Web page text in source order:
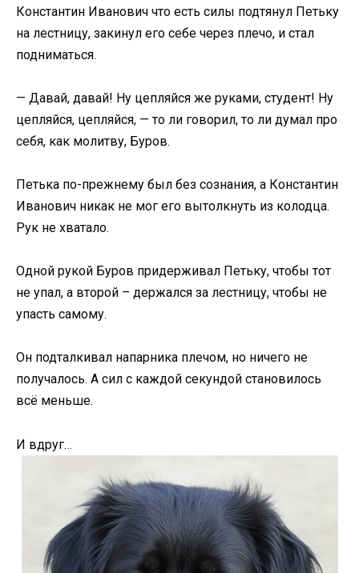
Константин Иванович что есть силы подтянул Петьку
на лестницу, закинул его себе через плечо, и стал
подниматься.
— Давай, давай! Ну цепляйся же руками, студент! Ну
цепляйся, цепляйся, — то ли говорил, то ли думал про
себя, как молитву, Буров.
Петька по-прежнему был без сознания, а Константин
Иванович никак не мог его вытолкнуть из колодца.
Рук не хватало.
Одной рукой Буров придерживал Петьку, чтобы тот
не упал, а второй – держался за лестницу, чтобы не
упасть самому.
Он подталкивал напарника плечом, но ничего не
получалось. А сил с каждой секундой становилось
всё меньше.
И вдруг…